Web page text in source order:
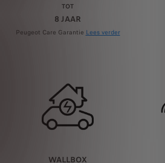
TOT
8 JAAR
Peugeot Care Garantie Lees verder
WALLBOX